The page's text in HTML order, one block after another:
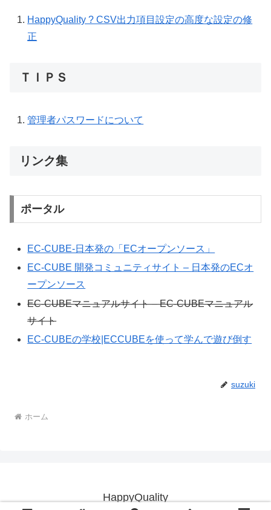
HappyQuality ? CSV出力項目設定の高度な設定の修
正
ＴＩＰＳ
管理者パスワードについて
リンク集
ポータル
EC-CUBE‐日本発の「ECオープンソース」
EC-CUBE 開発コミュニティサイト – 日本発のECオ
ープンソース
EC-CUBEマニュアルサイト – EC-CUBEマニュアル
サイト
EC-CUBEの学校|ECCUBEを使って学んで遊び倒す
suzuki
ホーム
HappyQuality